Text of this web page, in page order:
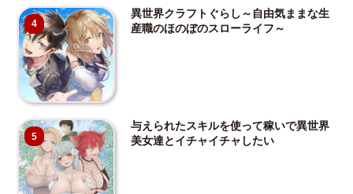
4
異世界クラフトぐらし～自由気ままな生
産職のほのぼのスローライフ～
5
与えられたスキルを使って稼いで異世界
美女達とイチャイチャしたい